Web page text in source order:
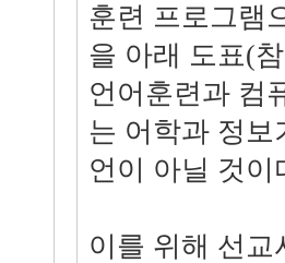
훈련 프로그램
을 아래 도표(
언어훈련과 컴
는 어학과 정
언이 아닐 것이
이를 위해 선